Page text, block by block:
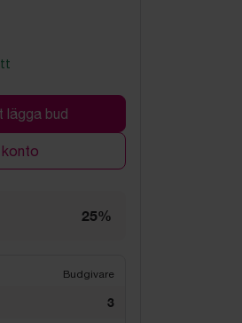
lägga bud
25%
Budgivare
3